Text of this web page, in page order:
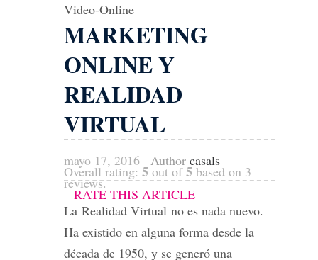
Video-Online
MARKETING
ONLINE Y
REALIDAD
VIRTUAL
mayo 17, 2016 Author casals
Overall rating: 5out of5 based on 3
reviews.
RATE THIS ARTICLE
La Realidad Virtual no es nada nuevo.
Ha existido en alguna forma desde la
década de 1950, y se generó una